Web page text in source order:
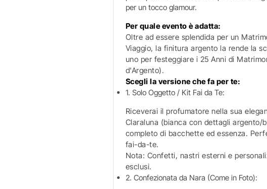
per un tocco glamour.
Per quale evento è adatta:
Oltre ad essere splendida per un
Viaggio, la finitura argento la rende la
uno per festeggiare i 25 Anni di
d'Argento).
Scegli la versione che fa per te:
1. Solo Oggetto / Kit Fai da Te:
Riceverai il profumatore nella sua
Claraluna (bianca con dettagli argento/
completo di bacchette ed essenza.
fai-da-te.
Nota: Confetti, nastri esterni e
esclusi.
2. Confezionata da Nara (Come in Foto):